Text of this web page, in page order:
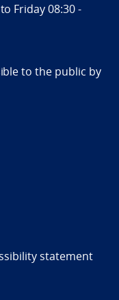
Friday 08:30 -
to the public by
statement